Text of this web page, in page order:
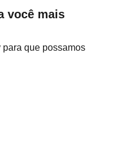
você mais
que possamos